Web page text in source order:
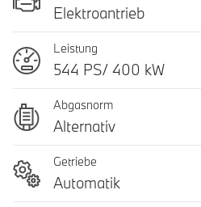
Elektroantrieb
Leistung
544 PS/ 400 kW
Abgasnorm
Alternativ
Getriebe
Automatik